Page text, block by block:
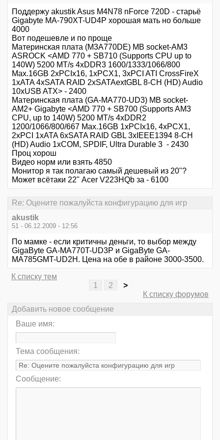
Поддержу akustik Asus M4N78 nForce 720D - старьё
Gigabyte MA-790XT-UD4P хорошая мать но больше
4000
Вот подешевле и по проще
Материнская плата (M3A770DE) MB socket-AM3
ASROCK <AMD 770 + SB710 (Supports CPU up to
140W) 5200 MT/s 4xDDR3 1600/1333/1066/800
Max.16GB 2xPCIx16, 1xPCX1, 3xPCI ATI CrossFireX
1xATA 4xSATA RAID 2xSATAextGBL 8-CH (HD) Audio
10xUSB ATX> - 2400
Материнская плата (GA-MA770-UD3) MB socket-
AM2+ Gigabyte <AMD 770 + SB700 (Supports AM3
CPU, up to 140W) 5200 MT/s 4xDDR2
1200/1066/800/667 Max.16GB 1xPCIx16, 4xPCX1,
2xPCI 1xATA 6xSATA RAID GBL 3xIEEE1394 8-CH
(HD) Audio 1xCOM, SPDIF, Ultra Durable 3 - 2430
Проц хорош
Видео норм или взять 4850
Монитор я так полагаю самый дешевый из 20"?
Может всётаки 22" Acer V223HQb за - 6100
Re: Оцените пожалуйста конфигурацию для игр
akustik
51 - 06.12.2009 - 12:56
По мамке - если критичны деньги, то выбор между
GigaByte GA-MA770T-UD3P и GigaByte GA-
MA785GMT-UD2H. Цена на обе в районе 3000-3500.
К списку тем
1
2
>
К списку форумов
Добавить новое сообщение
Ваше имя:
Тема сообщения:
Сообщение: